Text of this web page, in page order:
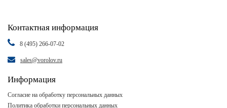
Контактная информация
8 (495) 266-07-02
sales@vorolov.ru
Информация
Согласие на обработку персональных данных
Политика обработки персональных данных